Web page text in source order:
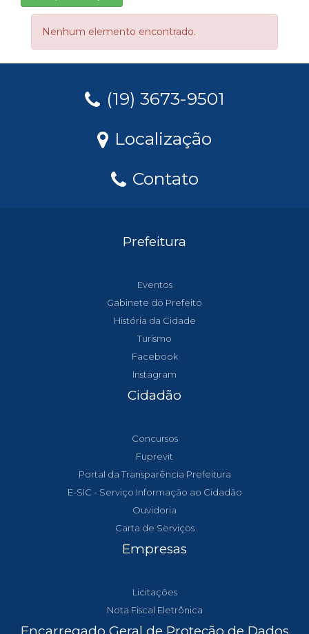
Nenhum elemento encontrado.
(19) 3673-9501
Localização
Contato
Prefeitura
Eventos
Gabinete do Prefeito
História da Cidade
Turismo
Facebook
Instagram
Cidadão
Concursos
Fuprevit
Portal da Transparência Prefeitura
E-SIC - Serviço Informação ao Cidadão
Ouvidoria
Carta de Serviços
Empresas
Licitações
Nota Fiscal Eletrônica